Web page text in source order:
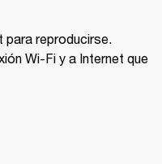
para reproducirse.
Wi-Fi y a Internet que